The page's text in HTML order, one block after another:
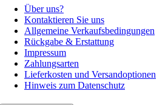
Über uns?
Kontaktieren Sie uns
Allgemeine Verkaufsbedingungen
Rückgabe & Erstattung
Impressum
Zahlungsarten
Lieferkosten und Versandoptionen
Hinweis zum Datenschutz